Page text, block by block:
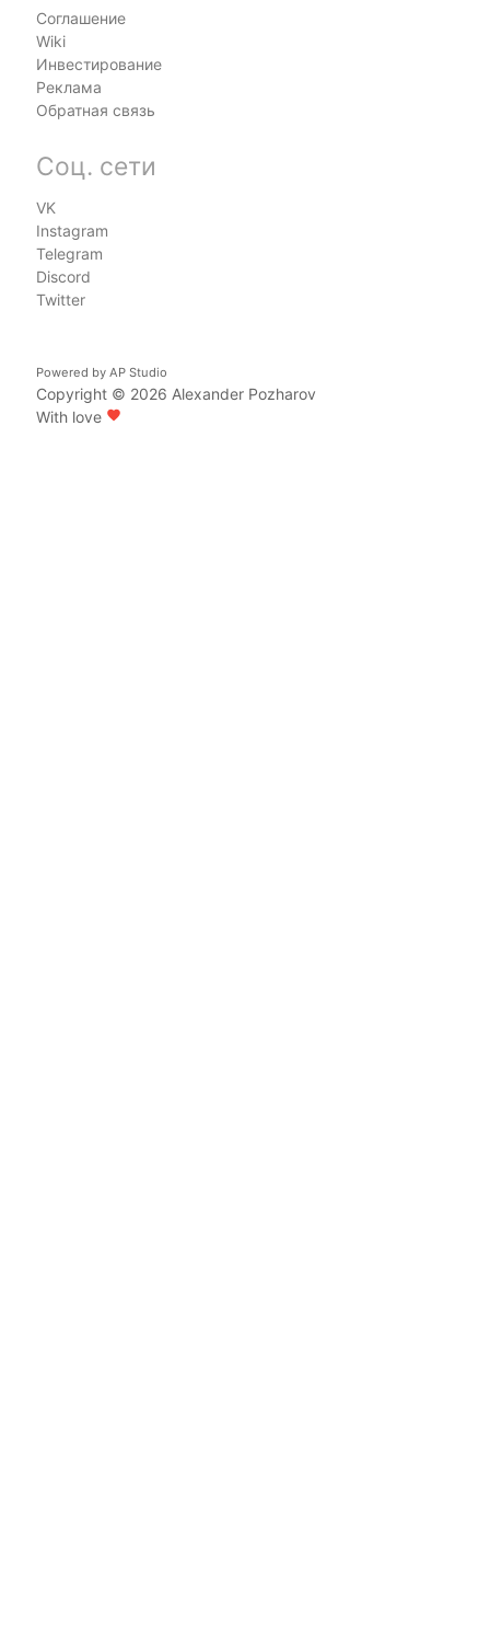
Соглашение
Wiki
Инвестирование
Реклама
Обратная связь
Соц. сети
VK
Instagram
Telegram
Discord
Twitter
Powered by AP Studio
Copyright © 2026 Alexander Pozharov
With love favorite